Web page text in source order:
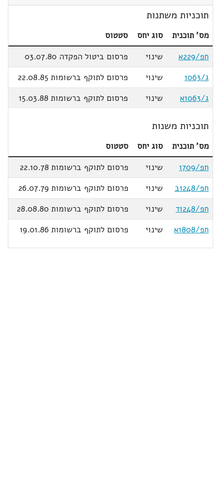
תוכניות משתנות
מס' תוכנית סוג יחס
סטטוס
חפ/229א
שינוי
פרסום ביטול הפקדה 03.07.80
ג/1063
שינוי
פרסום לתוקף ברשומות 22.08.85
ג/1063א
שינוי פרסום לתוקף ברשומות 15.03.88
תוכניות משנות
מס' תוכנית סוג יחס
סטטוס
חפ/1709
שינוי
פרסום לתוקף ברשומות 22.10.78
חפ/1248ב
שינוי
פרסום לתוקף ברשומות 26.07.79
חפ/1248ד
שינוי
פרסום לתוקף ברשומות 28.08.80
חפ/1808א
שינוי פרסום לתוקף ברשומות 19.01.86